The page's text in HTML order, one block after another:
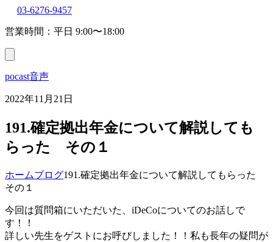
03-6276-9457
営業時間：平日 9:00〜18:00
pocast音声
2022年11月21日
191.確定拠出年金について解説しても
らった その１
ホームブログ191.確定拠出年金について解説してもらった
その１
今回は質問箱にいただいた、iDeCoについてのお話しで
す！！
詳しい先生をゲストにお呼びしました！！私も長年の疑問が